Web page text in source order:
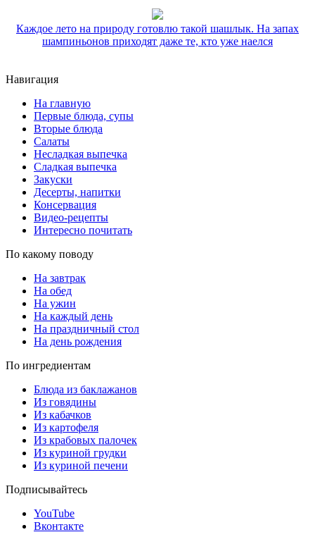
Каждое лето на природу готовлю такой шашлык. На запах
шампиньонов приходят даже те, кто уже наелся
Навигация
На главную
Первые блюда, супы
Вторые блюда
Салаты
Несладкая выпечка
Сладкая выпечка
Закуски
Десерты, напитки
Консервация
Видео-рецепты
Интересно почитать
По какому поводу
На завтрак
На обед
На ужин
На каждый день
На праздничный стол
На день рождения
По ингредиентам
Блюда из баклажанов
Из говядины
Из кабачков
Из картофеля
Из крабовых палочек
Из куриной грудки
Из куриной печени
Подписывайтесь
YouTube
Вконтакте